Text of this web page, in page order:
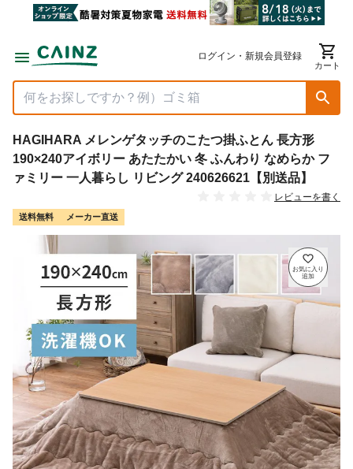
ログイン・新規会員登録
カート
HAGIHARA メレンゲタッチのこたつ掛ふとん 長方形
190×240アイボリー あたたかい 冬 ふんわり なめらか フ
ァミリー 一人暮らし リビング 240626621【別送品】
レビューを書く
送料無料 メーカー直送